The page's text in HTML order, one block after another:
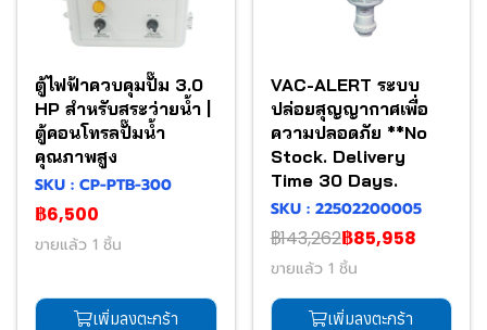
ตู้ไฟฟ้าควบคุมปั๊ม 3.0
HP สำหรับสระว่ายน้ำ |
ตู้คอนโทรลปั๊มน้ำ
คุณภาพสูง
SKU : CP-PTB-300
฿6,500
ขายแล้ว 1 ชิ้น
เพิ่มลงตะกร้า
VAC-ALERT ระบบ
ปล่อยสุญญากาศเพื่อ
ความปลอดภัย **No
Stock. Delivery
Time 30 Days.
SKU : 22502200005
฿143,262฿85,958
ขายแล้ว 1 ชิ้น
เพิ่มลงตะกร้า